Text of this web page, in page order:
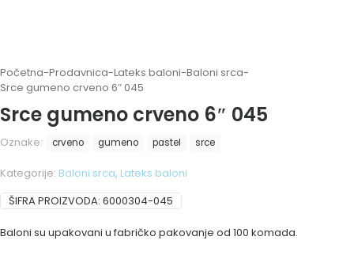
Početna-Prodavnica-Lateks baloni-Baloni srca-
Srce gumeno crveno 6″ 045
Srce gumeno crveno 6″ 045
Oznake: crveno gumeno pastel srce
Kategorije: Baloni srca, Lateks baloni
ŠIFRA PROIZVODA: 6000304-045
Baloni su upakovani u fabričko pakovanje od 100 komada.